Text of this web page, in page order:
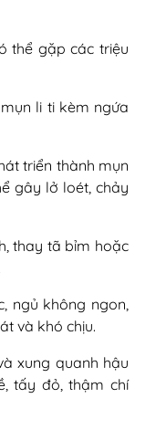
thể gặp các triệu
li ti kèm ngứa
triển thành mụn
gây lở loét, chảy
thay tã bỉm hoặc
ngủ không ngon,
và khó chịu.
xung quanh hậu
tấy đỏ, thậm chí